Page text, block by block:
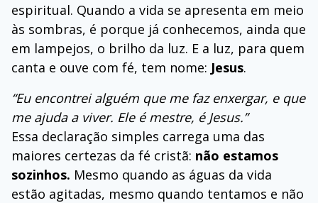
espiritual. Quando a vida se apresenta em meio
às sombras, é porque já conhecemos, ainda que
em lampejos, o brilho da luz. E a luz, para quem
canta e ouve com fé, tem nome: Jesus.
“Eu encontrei alguém que me faz enxergar, e que
me ajuda a viver. Ele é mestre, é Jesus.”
Essa declaração simples carrega uma das
maiores certezas da fé cristã: não estamos
sozinhos. Mesmo quando as águas da vida
estão agitadas, mesmo quando tentamos e não